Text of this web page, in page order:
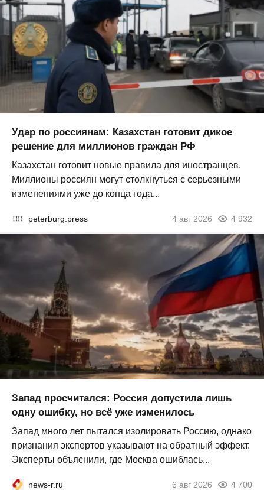
Удар по россиянам: Казахстан готовит дикое
решение для миллионов граждан РФ
Казахстан готовит новые правила для иностранцев.
Миллионы россиян могут столкнуться с серьезными
изменениями уже до конца года...
peterburg.press 4 авг 2026 4 932
Запад просчитался: Россия допустила лишь
одну ошибку, но всё уже изменилось
Запад много лет пытался изолировать Россию, однако
признания экспертов указывают на обратный эффект.
Эксперты объяснили, где Москва ошиблась...
news-r.ru 6 авг 2026 4 700